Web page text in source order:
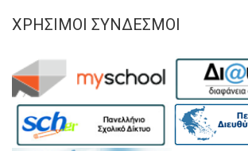
ΧΡΉΣΙΜΟΙ ΣΎΝΔΕΣΜΟΙ